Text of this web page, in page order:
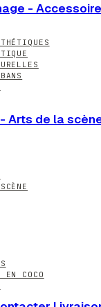
-
Arts de la
EN COCO